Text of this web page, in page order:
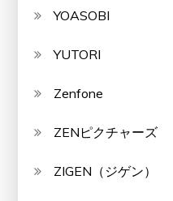
YOASOBI
YUTORI
Zenfone
ZENピクチャーズ
ZIGEN（ジゲン）